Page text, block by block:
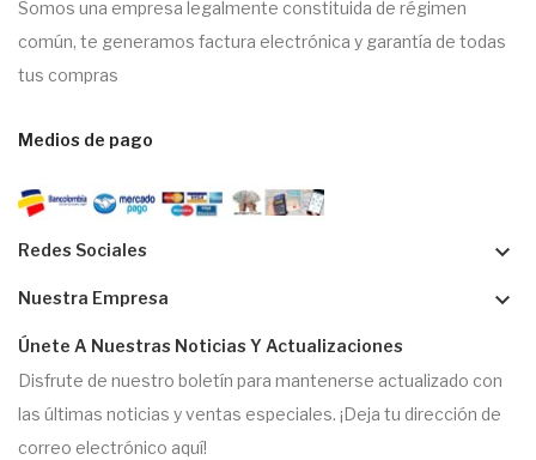
Somos una empresa legalmente constituida de régimen
común, te generamos factura electrónica y garantía de todas
tus compras
Medios de pago
Redes Sociales keyboard_arrow_down
Nuestra Empresa keyboard_arrow_down
Únete A Nuestras Noticias Y Actualizaciones
Disfrute de nuestro boletín para mantenerse actualizado con
las últimas noticias y ventas especiales. ¡Deja tu dirección de
correo electrónico aquí!